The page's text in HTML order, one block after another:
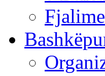
Fjalime